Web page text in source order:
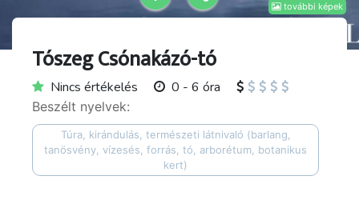
további képek
Tószeg Csónakázó-tó
Nincs értékelés 0 - 6 óra
Beszélt nyelvek:
Túra, kirándulás, természeti látnivaló (barlang,
tanösvény, vízesés, forrás, tó, arborétum, botanikus
kert)